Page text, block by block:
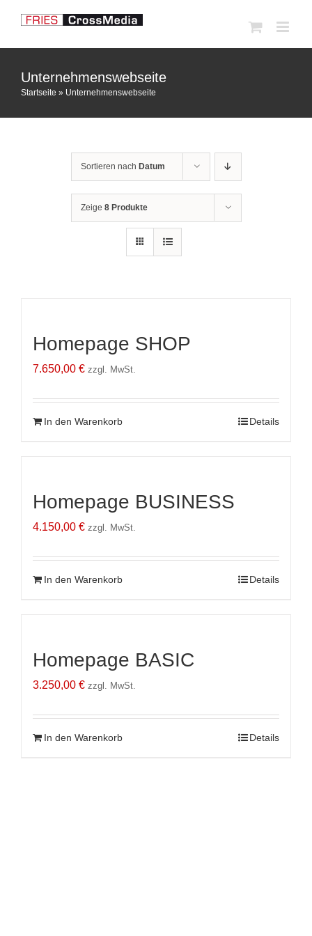
Inhalt
springen
Unternehmenswebseite
Startseite » Unternehmenswebseite
Sortieren nach Datum
Zeige 8 Produkte
Homepage SHOP
7.650,00 € zzgl. MwSt.
In den Warenkorb Details
Homepage BUSINESS
4.150,00 € zzgl. MwSt.
In den Warenkorb Details
Homepage BASIC
3.250,00 € zzgl. MwSt.
In den Warenkorb Details